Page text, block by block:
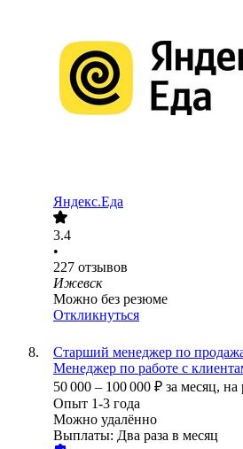
Яндекс.Еда
3.4
•
227 отзывов
Ижевск
Можно без резюме
Откликнуться
Старший менеджер по
Менеджер по работе с
50 000 – 100 000 ₽ за месяц, на
Опыт 1-3 года
Можно удалённо
Выплаты: Два раза в месяц